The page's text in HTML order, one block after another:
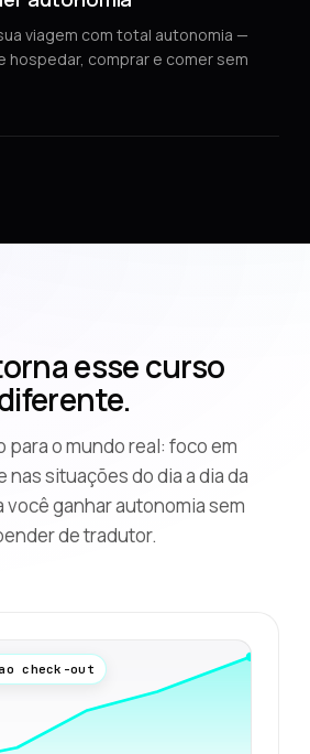
viagem com total autonomia —
hospedar, comprar e comer sem
esse curso
para o mundo real: foco em
nas situações do dia a dia da
você ganhar autonomia sem
de tradutor.
check-out